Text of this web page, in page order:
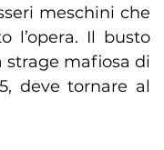
meschini che
l’opera. Il busto
mafiosa di
deve tornare al